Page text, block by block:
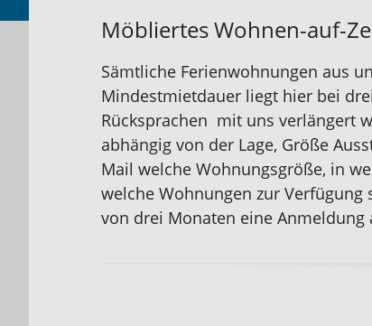
Möbliertes Wohnen-auf-
Sämtliche Ferienwohnungen aus
Mindestmietdauer liegt hier bei
Rücksprachen mit uns verlängert
abhängig von der Lage, Größe
Mail welche Wohnungsgröße, in
welche Wohnungen zur
von drei Monaten eine